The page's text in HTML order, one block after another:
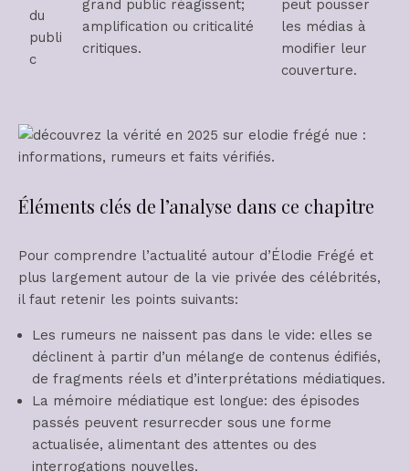
du
publi
c
grand public réagissent;
amplification ou criticalité
critiques.
peut pousser
les médias à
modifier leur
couverture.
Éléments clés de l’analyse dans ce chapitre
Pour comprendre l’actualité autour d’Élodie Frégé et
plus largement autour de la vie privée des célébrités,
il faut retenir les points suivants:
Les rumeurs ne naissent pas dans le vide: elles se
déclinent à partir d’un mélange de contenus édifiés,
de fragments réels et d’interprétations médiatiques.
La mémoire médiatique est longue: des épisodes
passés peuvent resurrecder sous une forme
actualisée, alimentant des attentes ou des
interrogations nouvelles.